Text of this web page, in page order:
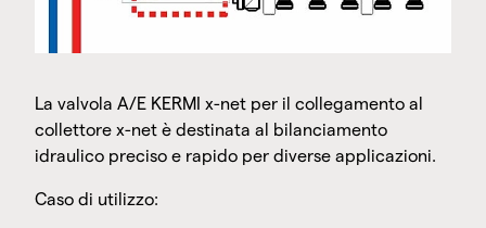
La valvola A/E KERMI x-net per il collegamento al
collettore x-net è destinata al bilanciamento
idraulico preciso e rapido per diverse applicazioni.
Caso di utilizzo: